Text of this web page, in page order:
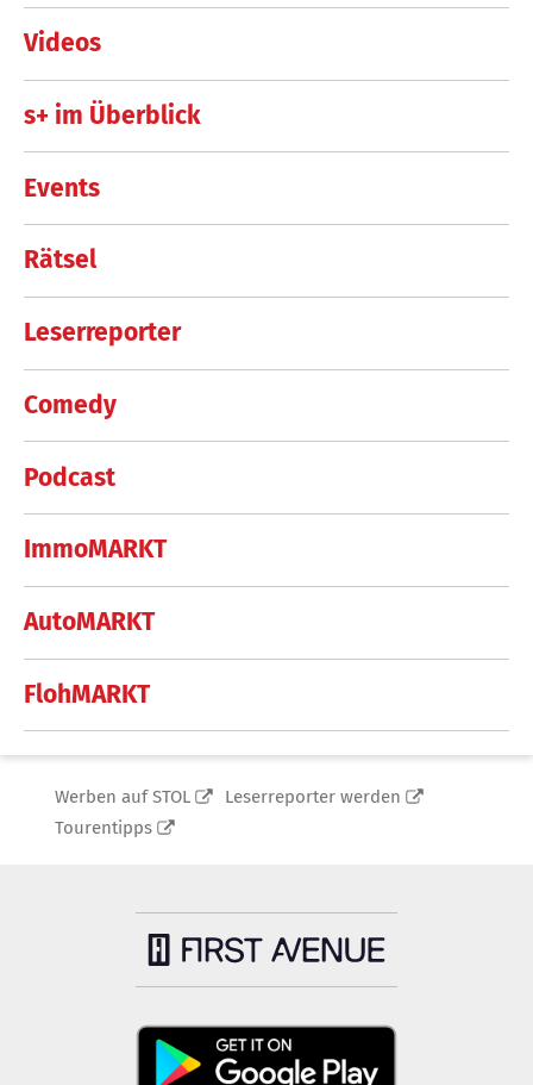
Videos
s+ im Überblick
Events
Rätsel
Leserreporter
Comedy
Podcast
ImmoMARKT
AutoMARKT
FlohMARKT
Werben auf STOL
Leserreporter werden
Tourentipps